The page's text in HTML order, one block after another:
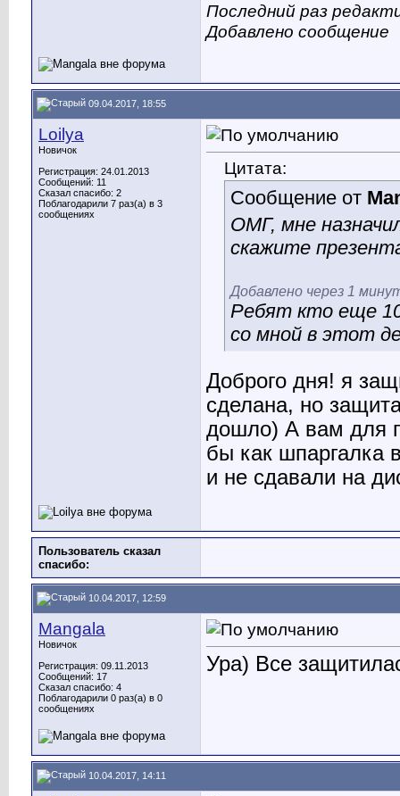
Последний раз
Добавлено сообщение
09.04.2017, 18:55
Loilya
Новичок
Регистрация: 24.01.2013
Сообщений: 11
Сказал спасибо: 2
Поблагодарили 7 раз(а) в 3
сообщениях
Цитата:
Сообщение от
ОМГ, мне
скажите
Добавлено через 1
Ребят кто еще
со мной в этот
Доброго дня! я
сделана, но
дошло) А вам для
бы как шпаргалка
и не сдавали на
Пользователь сказал
cпасибо:
10.04.2017, 12:59
Mangala
Новичок
Регистрация: 09.11.2013
Сообщений: 17
Сказал спасибо: 4
Поблагодарили 0 раз(а) в 0
сообщениях
Ура) Все
10.04.2017, 14:11